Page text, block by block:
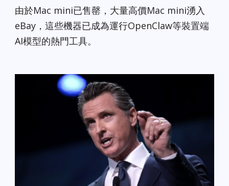
由於Mac mini已售罄，大量高價Mac mini湧入
eBay，這些機器已成為運行OpenClaw等裝置端
AI模型的熱門工具。